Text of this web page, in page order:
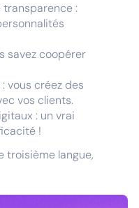
:
savez coopérer
vous créez des
vos clients.
: un vrai
!
troisième langue,